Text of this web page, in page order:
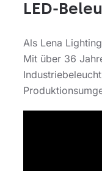
LED-
Als Lena
Mit über 36